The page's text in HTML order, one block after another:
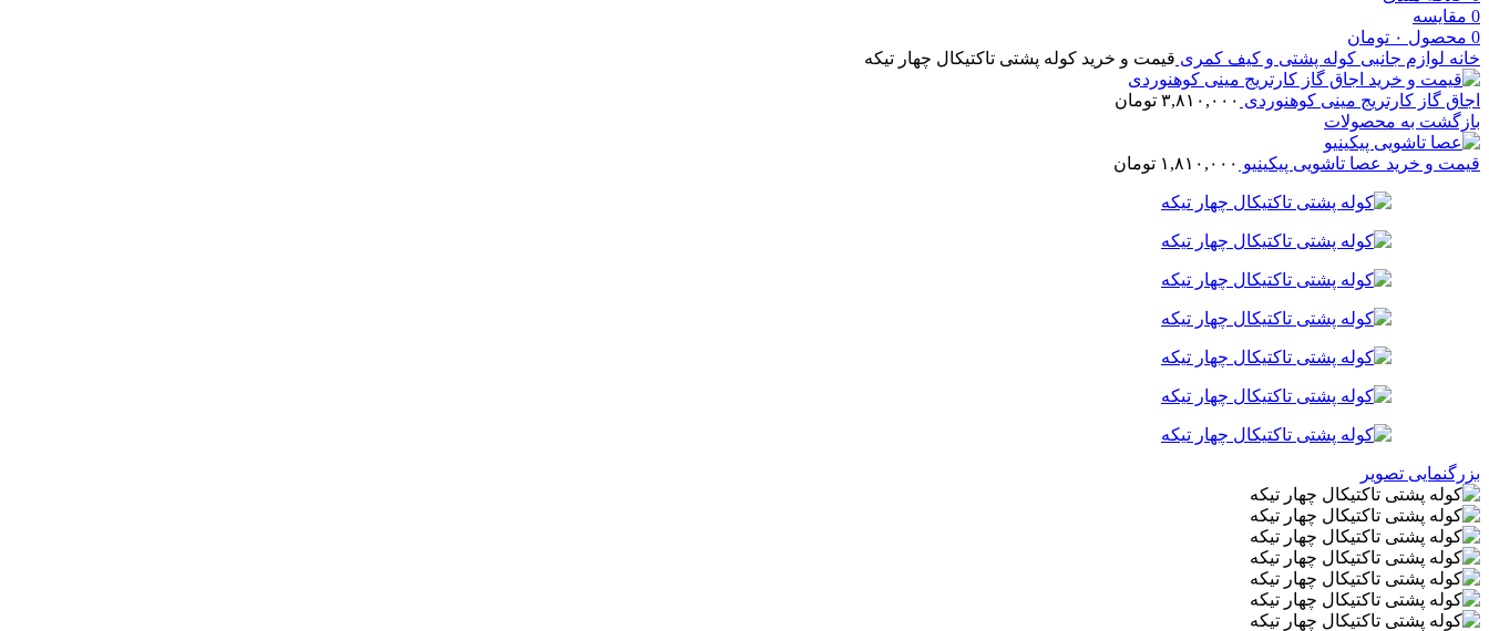
0 مقایسه
0 محصول ۰ تومان
خانه لوازم جانبی کوله پشتی و کیف کمری قیمت و خرید کوله پشتی تاکتیکال چهار تیکه
اجاق گاز کارتریج مینی کوهنوردی ۳,۸۱۰,۰۰۰ تومان
بازگشت به محصولات
قیمت و خرید عصا تاشویی پیکینیو ۱,۸۱۰,۰۰۰ تومان
بزرگنمایی تصویر